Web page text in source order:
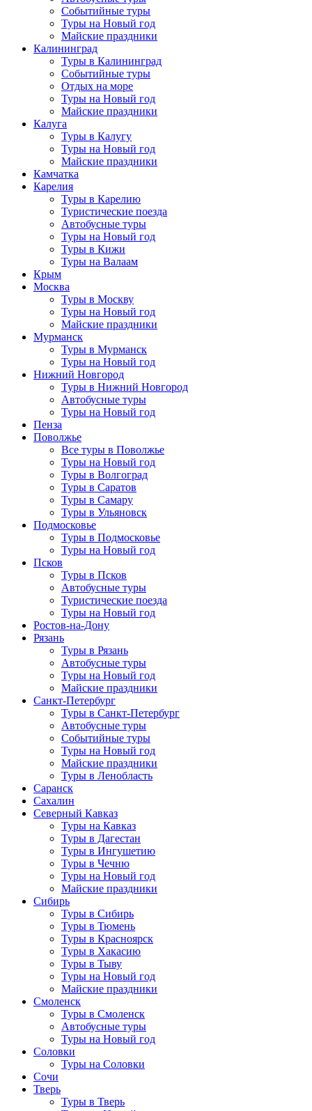
Событийные туры
Туры на Новый год
Майские праздники
Калининград
Туры в Калининград
Событийные туры
Отдых на море
Туры на Новый год
Майские праздники
Калуга
Туры в Калугу
Туры на Новый год
Майские праздники
Камчатка
Карелия
Туры в Карелию
Туристические поезда
Автобусные туры
Туры на Новый год
Туры в Кижи
Туры на Валаам
Крым
Москва
Туры в Москву
Туры на Новый год
Майские праздники
Мурманск
Туры в Мурманск
Туры на Новый год
Нижний Новгород
Туры в Нижний Новгород
Автобусные туры
Туры на Новый год
Пенза
Поволжье
Все туры в Поволжье
Туры на Новый год
Туры в Волгоград
Туры в Саратов
Туры в Самару
Туры в Ульяновск
Подмосковье
Туры в Подмосковье
Туры на Новый год
Псков
Туры в Псков
Автобусные туры
Туристические поезда
Туры на Новый год
Ростов-на-Дону
Рязань
Туры в Рязань
Автобусные туры
Туры на Новый год
Майские праздники
Санкт-Петербург
Туры в Санкт-Петербург
Автобусные туры
Событийные туры
Туры на Новый год
Майские праздники
Туры в Ленобласть
Саранск
Сахалин
Северный Кавказ
Туры на Кавказ
Туры в Дагестан
Туры в Ингушетию
Туры в Чечню
Туры на Новый год
Майские праздники
Сибирь
Туры в Сибирь
Туры в Тюмень
Туры в Красноярск
Туры в Хакасию
Туры в Тыву
Туры на Новый год
Майские праздники
Смоленск
Туры в Смоленск
Автобусные туры
Туры на Новый год
Соловки
Туры на Соловки
Сочи
Тверь
Туры в Тверь